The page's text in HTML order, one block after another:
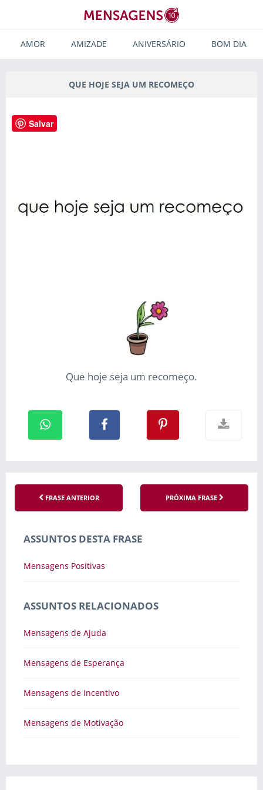
AMOR AMIZADE ANIVERSÁRIO BOM DIA
QUE HOJE SEJA UM RECOMEÇO
Que hoje seja um recomeço.
FRASE ANTERIOR PRÓXIMA FRASE
ASSUNTOS DESTA FRASE
Mensagens Positivas
ASSUNTOS RELACIONADOS
Mensagens de Ajuda
Mensagens de Esperança
Mensagens de Incentivo
Mensagens de Motivação
Salvar